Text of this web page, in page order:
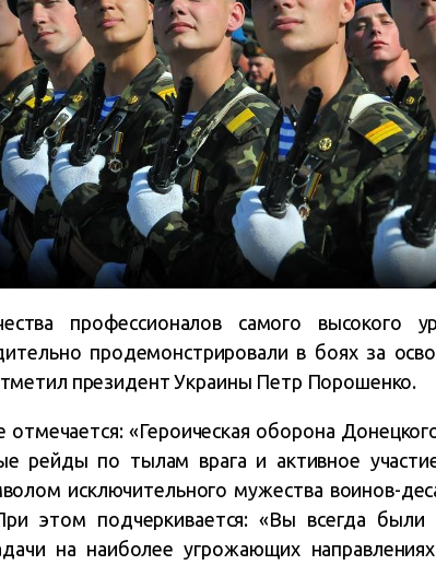
профессионалов самого высокого
продемонстрировали в боях за
президент Украины Петр Порошенко.
отмечается: «Героическая оборона
рейды по тылам врага и активное
исключительного мужества воинов-
этом подчеркивается: «Вы всегда были
на наиболее угрожающих